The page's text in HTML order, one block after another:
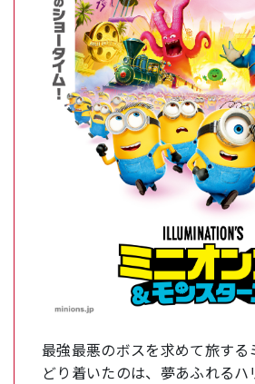
最強最悪のボスを求めて旅する
どり着いたのは、夢あふれるハ